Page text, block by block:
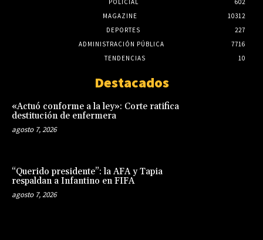
MAGAZINE
10312
DEPORTES
227
ADMINISTRACIÓN PÚBLICA
7716
TENDENCIAS
10
Destacados
«Actuó conforme a la ley»: Corte ratifica
destitución de enfermera
agosto 7, 2026
“Querido presidente”: la AFA y Tapia
respaldan a Infantino en FIFA
agosto 7, 2026